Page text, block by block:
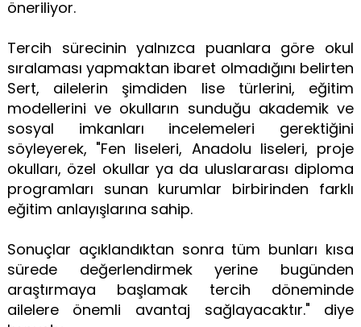
öneriliyor.
Tercih sürecinin yalnızca puanlara göre okul
sıralaması yapmaktan ibaret olmadığını belirten
Sert, ailelerin şimdiden lise türlerini, eğitim
modellerini ve okulların sunduğu akademik ve
sosyal imkanları incelemeleri gerektiğini
söyleyerek, "Fen liseleri, Anadolu liseleri, proje
okulları, özel okullar ya da uluslararası diploma
programları sunan kurumlar birbirinden farklı
eğitim anlayışlarına sahip.
Sonuçlar açıklandıktan sonra tüm bunları kısa
sürede değerlendirmek yerine bugünden
araştırmaya başlamak tercih döneminde
ailelere önemli avantaj sağlayacaktır." diye